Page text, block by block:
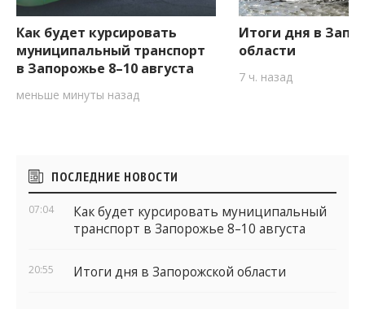
Как будет курсировать
муниципальный транспорт
Итоги дня в
Боковые
виджеты
ПОСЛЕДНИЕ НОВОСТИ
Как будет курсировать муниципальный